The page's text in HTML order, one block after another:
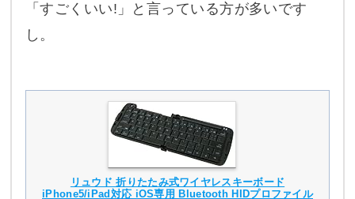
「すごくいい!」と言っている方が多いです
し。
リュウド 折りたたみ式ワイヤレスキーボード
iPhone5/iPad対応 iOS専用 Bluetooth HIDプロファイル